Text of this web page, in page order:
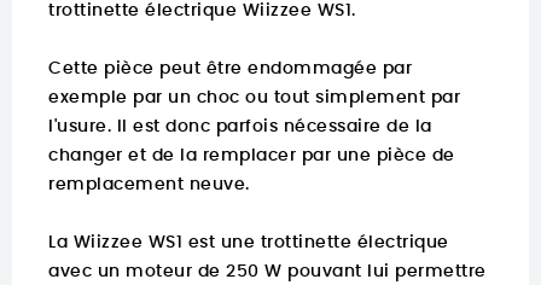
trottinette électrique Wiizzee WS1.
Cette pièce peut être endommagée par
exemple par un choc ou tout simplement par
l'usure. Il est donc parfois nécessaire de la
changer et de la remplacer par une pièce de
remplacement neuve.
La Wiizzee WS1 est une trottinette électrique
avec un moteur de 250 W pouvant lui permettre